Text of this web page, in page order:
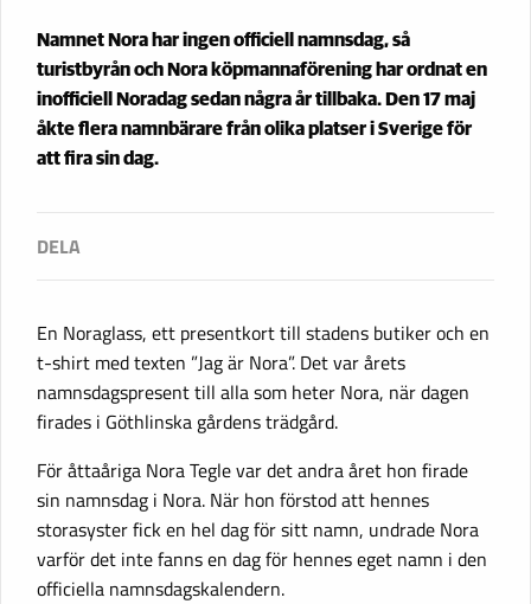
Namnet Nora har ingen officiell namnsdag, så
turistbyrån och Nora köpmannaförening har ordnat en
inofficiell Noradag sedan några år tillbaka. Den 17 maj
åkte flera namnbärare från olika platser i Sverige för
att fira sin dag.
En Noraglass, ett presentkort till stadens butiker och en
t-shirt med texten ”Jag är Nora”. Det var årets
namnsdagspresent till alla som heter Nora, när dagen
firades i Göthlinska gårdens trädgård.
För åttaåriga Nora Tegle var det andra året hon firade
sin namnsdag i Nora. När hon förstod att hennes
storasyster fick en hel dag för sitt namn, undrade Nora
varför det inte fanns en dag för hennes eget namn i den
officiella namnsdagskalendern.